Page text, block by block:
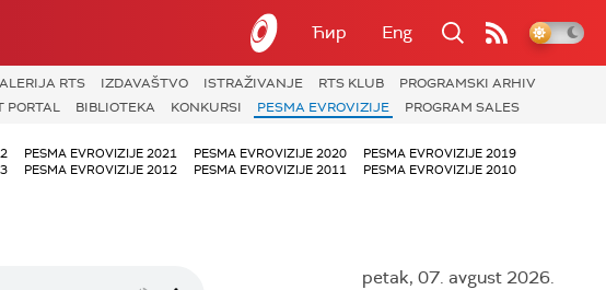
Ћир Eng
RTS IZDAVAŠTVO ISTRAŽIVANJE RTS KLUB
PROGRAMSKI ARHIV
PORTAL BIBLIOTEKA KONKURSI PESMA EVROVIZIJE PROGRAM SALES
PESMA EVROVIZIJE 2021 PESMA EVROVIZIJE 2020
PESMA EVROVIZIJE 2019
PESMA EVROVIZIJE 2012 PESMA EVROVIZIJE 2011
PESMA EVROVIZIJE 2010
petak, 07. avgust 2026.